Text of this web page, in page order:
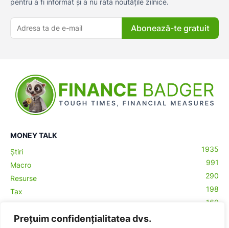
Prețuim confidențialitatea dvs.
Abonează-te gratuit
MONEY TALK
Știri
1935
Macro
991
Resurse
290
Tax
198
160
Contabilitate